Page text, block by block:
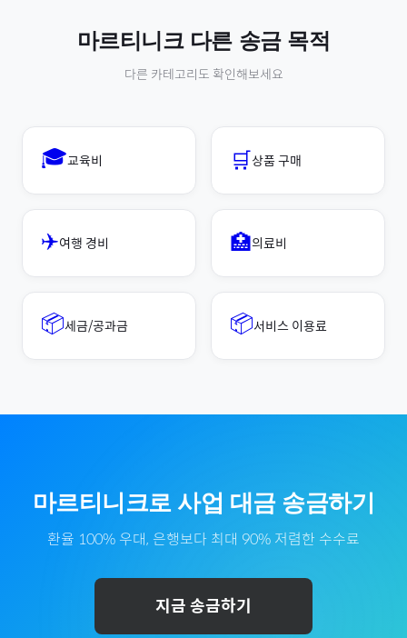
마르티니크다른 송금 목적
다른 카테고리도 확인해보세요
🎓교육비 🛒상품 구매
✈️여행 경비 🏥의료비
📦세금/공과금 📦서비스 이용료
마르티니크로 사업 대금송금하기
환율 100% 우대, 은행보다 최대 90% 저렴한 수수료
지금 송금하기